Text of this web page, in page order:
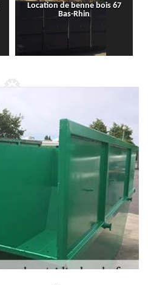
Location de benne bois 67
Bas-Rhin